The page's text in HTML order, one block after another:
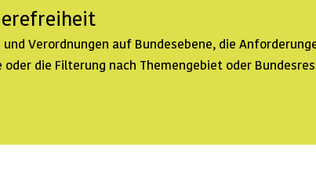
Verordnungen auf Bundesebene, die
die Filterung nach Themengebiet oder